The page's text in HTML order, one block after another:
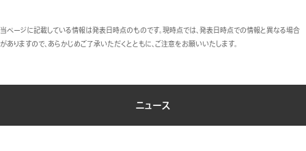
当ページに記載している情報は発表日時点のものです。現時点では、発表日時点での情報と異なる場合
がありますので、あらかじめご了承いただくとともに、ご注意をお願いいたします。
ニュース